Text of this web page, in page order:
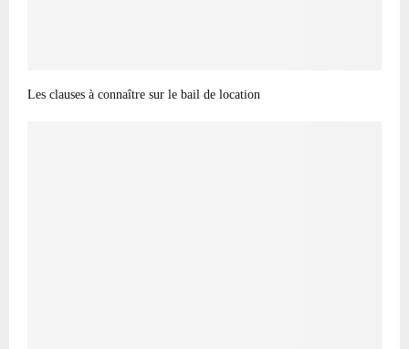
Les clauses à connaître sur le bail de location